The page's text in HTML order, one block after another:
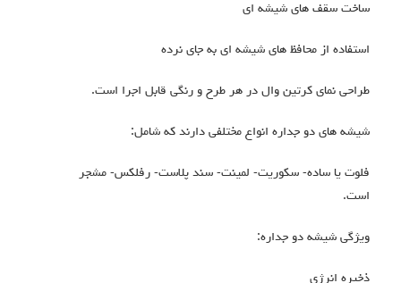
ساخت سقف های شیشه ای
استفاده از محافظ های شیشه ای به جای نرده
طراحی نمای کرتین وال در هر طرح و رنگی قابل اجرا است.
شیشه های دو جداره انواع مختلفی دارند که شامل:
فلوت یا ساده- سکوریت- لمینت- سند پلاست- رفلکس- مشجر
است.
ویژگی شیشه دو جداره:
ذخیره انرژی